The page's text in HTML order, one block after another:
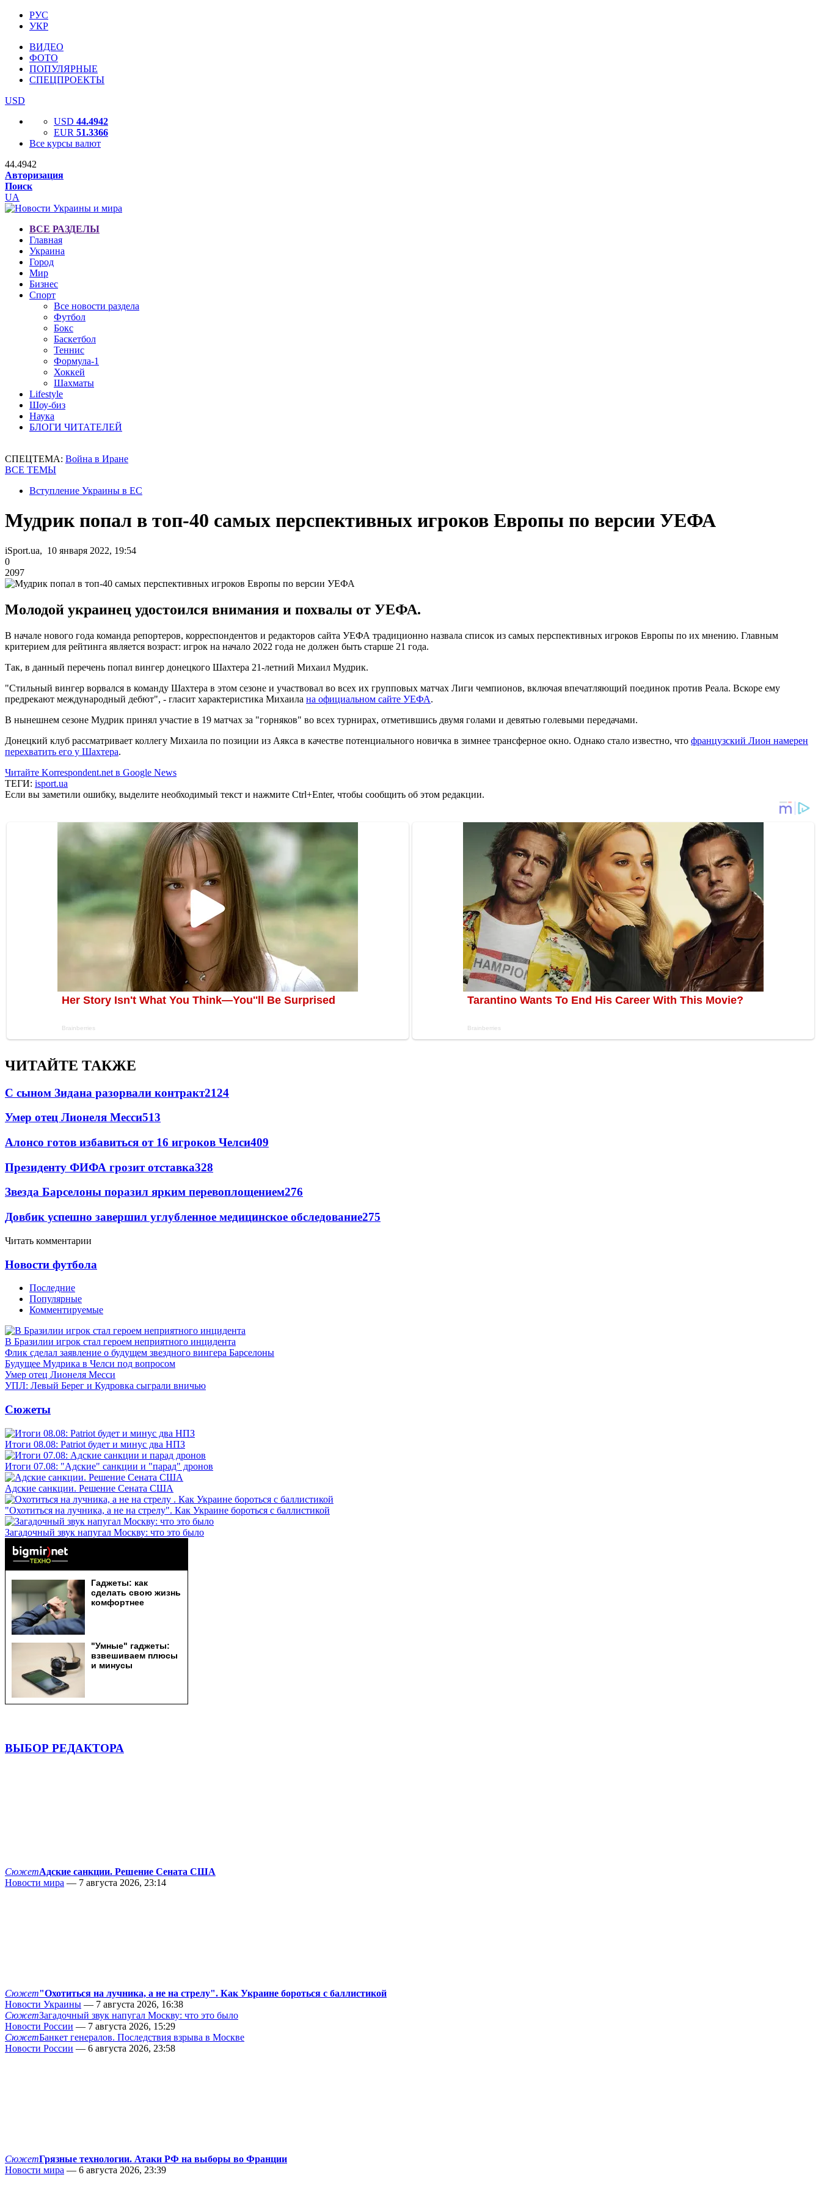
РУС
УКР
ВИДЕО
ФОТО
ПОПУЛЯРНЫЕ
СПЕЦПРОЕКТЫ
USD
USD 44.4942
EUR 51.3366
Все курсы валют
44.4942
Авторизация
Поиск
UA
ВСЕ РАЗДЕЛЫ
Главная
Украина
Город
Мир
Бизнес
Спорт
Все новости раздела
Футбол
Бокс
Баскетбол
Теннис
Формула-1
Хоккей
Шахматы
Lifestyle
Шоу-биз
Наука
БЛОГИ ЧИТАТЕЛЕЙ
СПЕЦТЕМА: Война в Иране
ВСЕ ТЕМЫ
Вступление Украины в ЕС
Мудрик попал в топ-40 самых перспективных игроков Европы по версии УЕФА
iSport.ua, 10 января 2022, 19:54
0
2097
Молодой украинец удостоился внимания и похвалы от УЕФА.
В начале нового года команда репортеров, корреспондентов и редакторов сайта УЕФА традиционно назвала список из самых перспективных игроков Европы по их мнению. Главным
критерием для рейтинга является возраст: игрок на начало 2022 года не должен быть старше 21 года.
Так, в данный перечень попал вингер донецкого Шахтера 21-летний Михаил Мудрик.
"Стильный вингер ворвался в команду Шахтера в этом сезоне и участвовал во всех их групповых матчах Лиги чемпионов, включая впечатляющий поединок против Реала. Вскоре ему
предрекают международный дебют", - гласит характеристика Михаила на официальном сайте УЕФА.
В нынешнем сезоне Мудрик принял участие в 19 матчах за "горняков" во всех турнирах, отметившись двумя голами и девятью голевыми передачами.
Донецкий клуб рассматривает коллегу Михаила по позиции из Аякса в качестве потенциального новичка в зимнее трансферное окно. Однако стало известно, что французский Лион намерен
перехватить его у Шахтера.
Читайте Korrespondent.net в Google News
ТЕГИ: isport.ua
Если вы заметили ошибку, выделите необходимый текст и нажмите Ctrl+Enter, чтобы сообщить об этом редакции.
ЧИТАЙТЕ ТАКЖЕ
С сыном Зидана разорвали контракт2124
Умер отец Лионеля Месси513
Алонсо готов избавиться от 16 игроков Челси409
Президенту ФИФА грозит отставка328
Звезда Барселоны поразил ярким перевоплощением276
Довбик успешно завершил углубленное медицинское обследование275
Читать комментарии
Новости футбола
Последние
Популярные
Комментируемые
В Бразилии игрок стал героем неприятного инцидента
Флик сделал заявление о будущем звездного вингера Барселоны
Будущее Мудрика в Челси под вопросом
Умер отец Лионеля Месси
УПЛ: Левый Берег и Кудровка сыграли вничью
Сюжеты
Итоги 08.08: Patriot будет и минус два НПЗ
Итоги 07.08: "Адские" санкции и "парад" дронов
Адские санкции. Решение Сената США
"Охотиться на лучника, а не на стрелу". Как Украине бороться с баллистикой
Загадочный звук напугал Москву: что это было
ВЫБОР РЕДАКТОРА
СюжетАдские санкции. Решение Сената США
Новости мира — 7 августа 2026, 23:14
Сюжет"Охотиться на лучника, а не на стрелу". Как Украине бороться с баллистикой
Новости Украины — 7 августа 2026, 16:38
СюжетЗагадочный звук напугал Москву: что это было
Новости России — 7 августа 2026, 15:29
СюжетБанкет генералов. Последствия взрыва в Москве
Новости России — 6 августа 2026, 23:58
СюжетГрязные технологии. Атаки РФ на выборы во Франции
Новости мира — 6 августа 2026, 23:39